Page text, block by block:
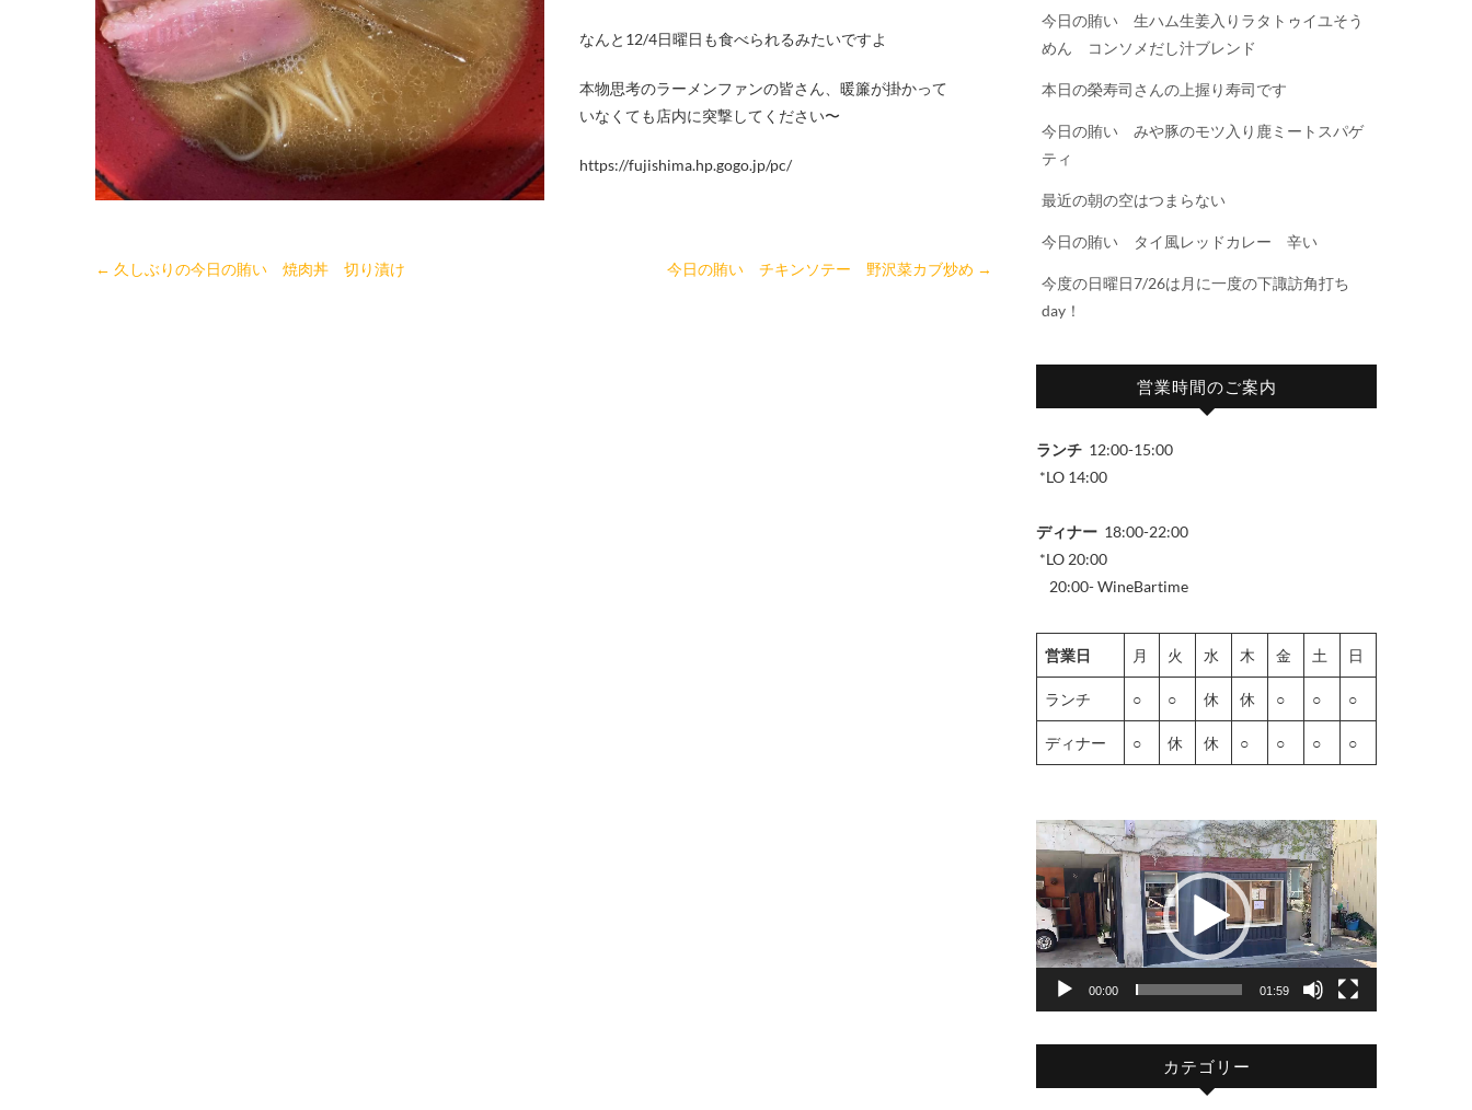
なんと12/4日曜日も食べられるみたいですよ
本物思考のラーメンファンの皆さん、暖簾が掛かって
いなくても店内に突撃してください〜
https://fujishima.hp.gogo.jp/pc/
← 久しぶりの今日の賄い 焼肉丼 切り漬け 今日の賄い チキンソテー 野沢菜カブ炒め →
今日の賄い 生ハム生姜入りラタトゥイユそう
めん コンソメだし汁ブレンド
本日の榮寿司さんの上握り寿司です
今日の賄い みや豚のモツ入り鹿ミートスパゲ
ティ
最近の朝の空はつまらない
今日の賄い タイ風レッドカレー 辛い
今度の日曜日7/26は月に一度の下諏訪角打ち
day！
営業時間のご案内
ランチ 12:00-15:00
*LO 14:00
ディナー 18:00-22:00
*LO 20:00
20:00- WineBartime
営業日 月 火 水 木 金 土 日
ランチ ○ ○ 休 休 ○ ○ ○
ディナー ○ 休 休 ○ ○ ○ ○
動
画
プ
レ
ー
ヤ
00:00 01:59
カテゴリー